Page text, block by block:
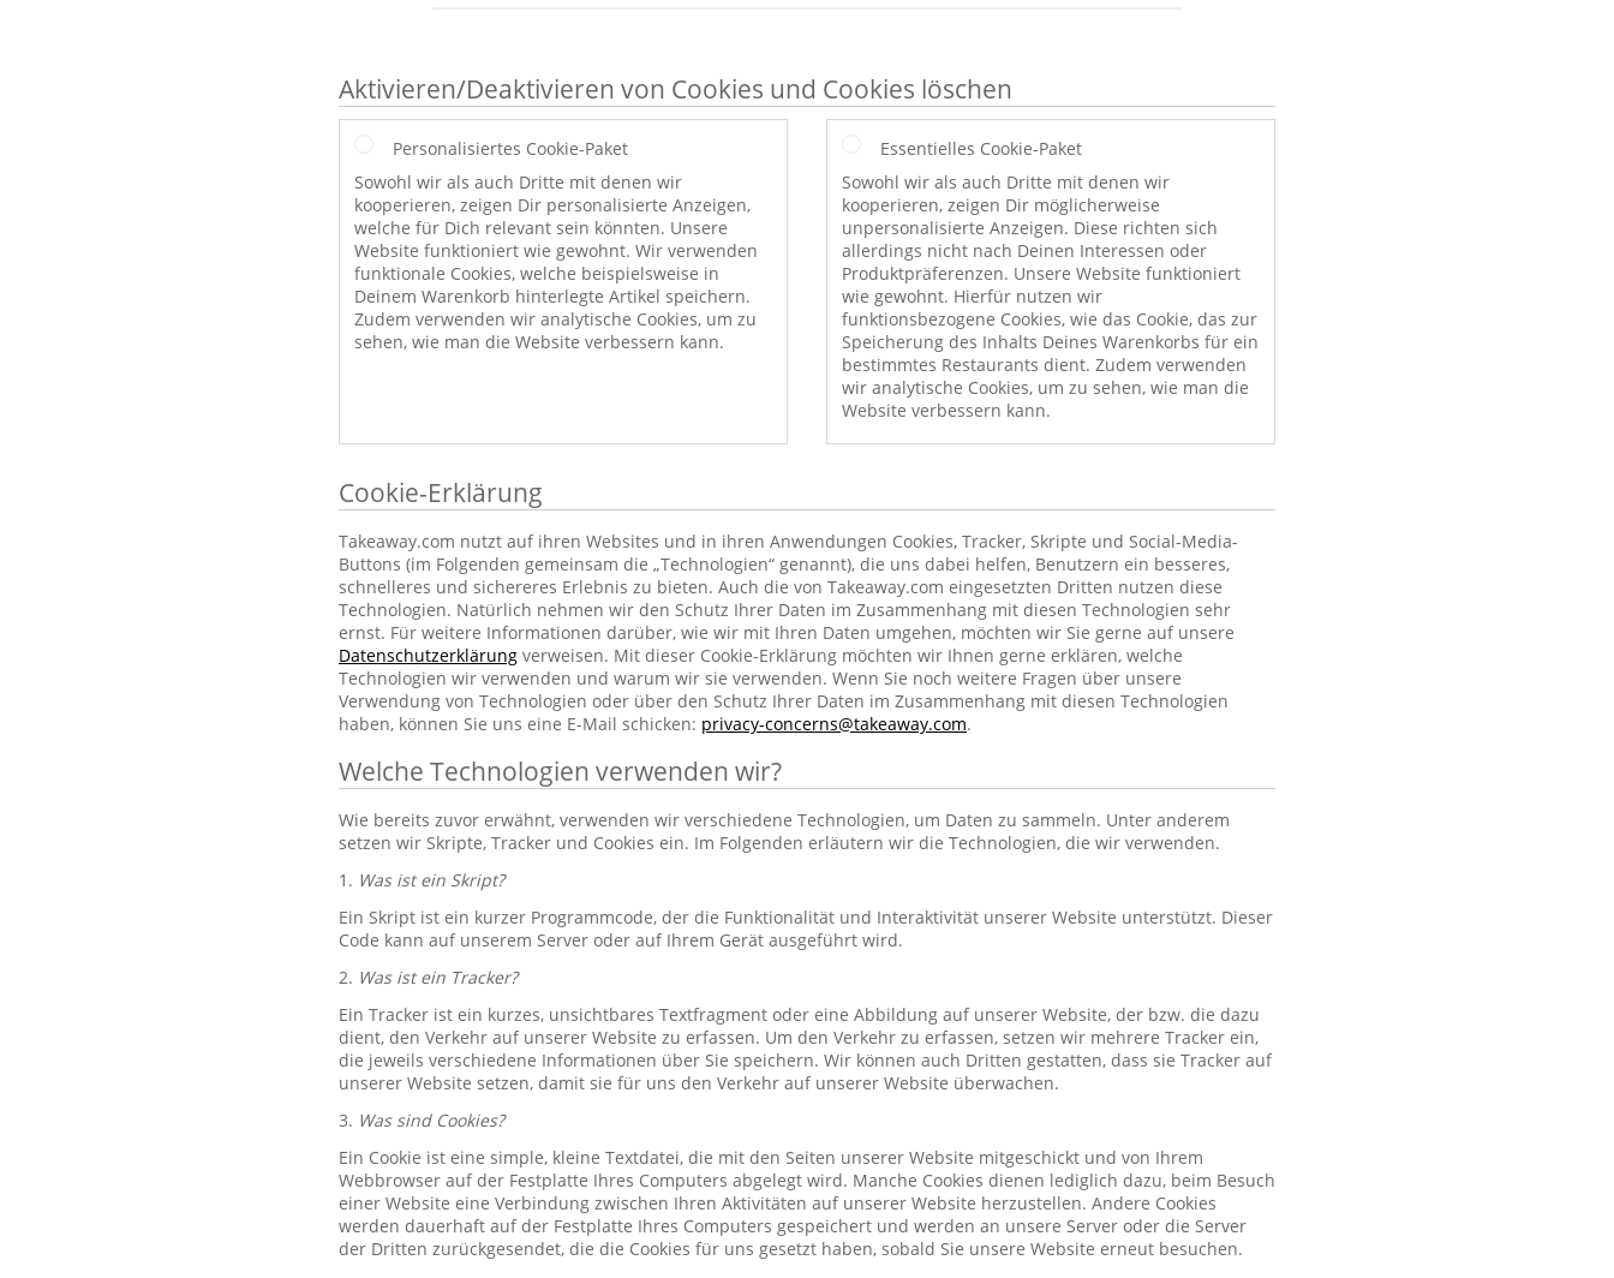
Aktivieren/Deaktivieren von Cookies und Cookies löschen
Personalisiertes Cookie-Paket
Sowohl wir als auch Dritte mit denen wir
kooperieren, zeigen Dir personalisierte Anzeigen,
welche für Dich relevant sein könnten. Unsere
Website funktioniert wie gewohnt. Wir verwenden
funktionale Cookies, welche beispielsweise in
Deinem Warenkorb hinterlegte Artikel speichern.
Zudem verwenden wir analytische Cookies, um zu
sehen, wie man die Website verbessern kann.
Essentielles Cookie-Paket
Sowohl wir als auch Dritte mit denen wir
kooperieren, zeigen Dir möglicherweise
unpersonalisierte Anzeigen. Diese richten sich
allerdings nicht nach Deinen Interessen oder
Produktpräferenzen. Unsere Website funktioniert
wie gewohnt. Hierfür nutzen wir
funktionsbezogene Cookies, wie das Cookie, das zur
Speicherung des Inhalts Deines Warenkorbs für ein
bestimmtes Restaurants dient. Zudem verwenden
wir analytische Cookies, um zu sehen, wie man die
Website verbessern kann.
Cookie-Erklärung
Takeaway.com nutzt auf ihren Websites und in ihren Anwendungen Cookies, Tracker, Skripte und Social-Media-
Buttons (im Folgenden gemeinsam die „Technologien“ genannt), die uns dabei helfen, Benutzern ein besseres,
schnelleres und sichereres Erlebnis zu bieten. Auch die von Takeaway.com eingesetzten Dritten nutzen diese
Technologien. Natürlich nehmen wir den Schutz Ihrer Daten im Zusammenhang mit diesen Technologien sehr
ernst. Für weitere Informationen darüber, wie wir mit Ihren Daten umgehen, möchten wir Sie gerne auf unsere
Datenschutzerklärung verweisen. Mit dieser Cookie-Erklärung möchten wir Ihnen gerne erklären, welche
Technologien wir verwenden und warum wir sie verwenden. Wenn Sie noch weitere Fragen über unsere
Verwendung von Technologien oder über den Schutz Ihrer Daten im Zusammenhang mit diesen Technologien
haben, können Sie uns eine E-Mail schicken: privacy-concerns@takeaway.com.
Welche Technologien verwenden wir?
Wie bereits zuvor erwähnt, verwenden wir verschiedene Technologien, um Daten zu sammeln. Unter anderem
setzen wir Skripte, Tracker und Cookies ein. Im Folgenden erläutern wir die Technologien, die wir verwenden.
1. Was ist ein Skript?
Ein Skript ist ein kurzer Programmcode, der die Funktionalität und Interaktivität unserer Website unterstützt. Dieser
Code kann auf unserem Server oder auf Ihrem Gerät ausgeführt wird.
2. Was ist ein Tracker?
Ein Tracker ist ein kurzes, unsichtbares Textfragment oder eine Abbildung auf unserer Website, der bzw. die dazu
dient, den Verkehr auf unserer Website zu erfassen. Um den Verkehr zu erfassen, setzen wir mehrere Tracker ein,
die jeweils verschiedene Informationen über Sie speichern. Wir können auch Dritten gestatten, dass sie Tracker auf
unserer Website setzen, damit sie für uns den Verkehr auf unserer Website überwachen.
3. Was sind Cookies?
Ein Cookie ist eine simple, kleine Textdatei, die mit den Seiten unserer Website mitgeschickt und von Ihrem
Webbrowser auf der Festplatte Ihres Computers abgelegt wird. Manche Cookies dienen lediglich dazu, beim Besuch
einer Website eine Verbindung zwischen Ihren Aktivitäten auf unserer Website herzustellen. Andere Cookies
werden dauerhaft auf der Festplatte Ihres Computers gespeichert und werden an unsere Server oder die Server
der Dritten zurückgesendet, die die Cookies für uns gesetzt haben, sobald Sie unsere Website erneut besuchen.